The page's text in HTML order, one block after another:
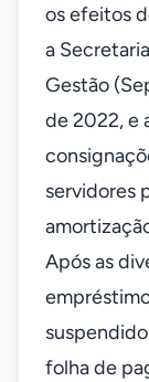
os efeitos
a
Gestão
de 2022, e
servidores
Após as
folha de